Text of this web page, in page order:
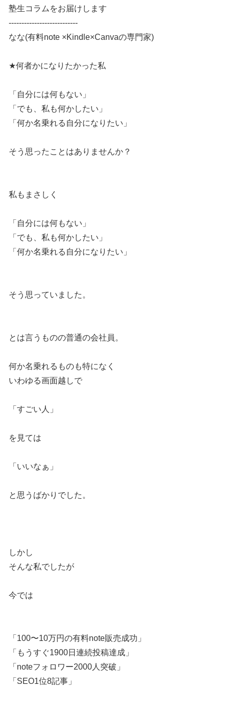
塾生コラムをお届けします
---------------------------
なな(有料note ×Kindle×Canvaの専門家)
★何者かになりたかった私
「自分には何もない」
「でも、私も何かしたい」
「何か名乗れる自分になりたい」
そう思ったことはありませんか？
私もまさしく
「自分には何もない」
「でも、私も何かしたい」
「何か名乗れる自分になりたい」
そう思っていました。
とは言うものの普通の会社員。
何か名乗れるものも特になく
いわゆる画面越しで
「すごい人」
を見ては
「いいなぁ」
と思うばかりでした。
しかし
そんな私でしたが
今では
「100〜10万円の有料note販売成功」
「もうすぐ1900日連続投稿達成」
「noteフォロワー2000人突破」
「SEO1位8記事」